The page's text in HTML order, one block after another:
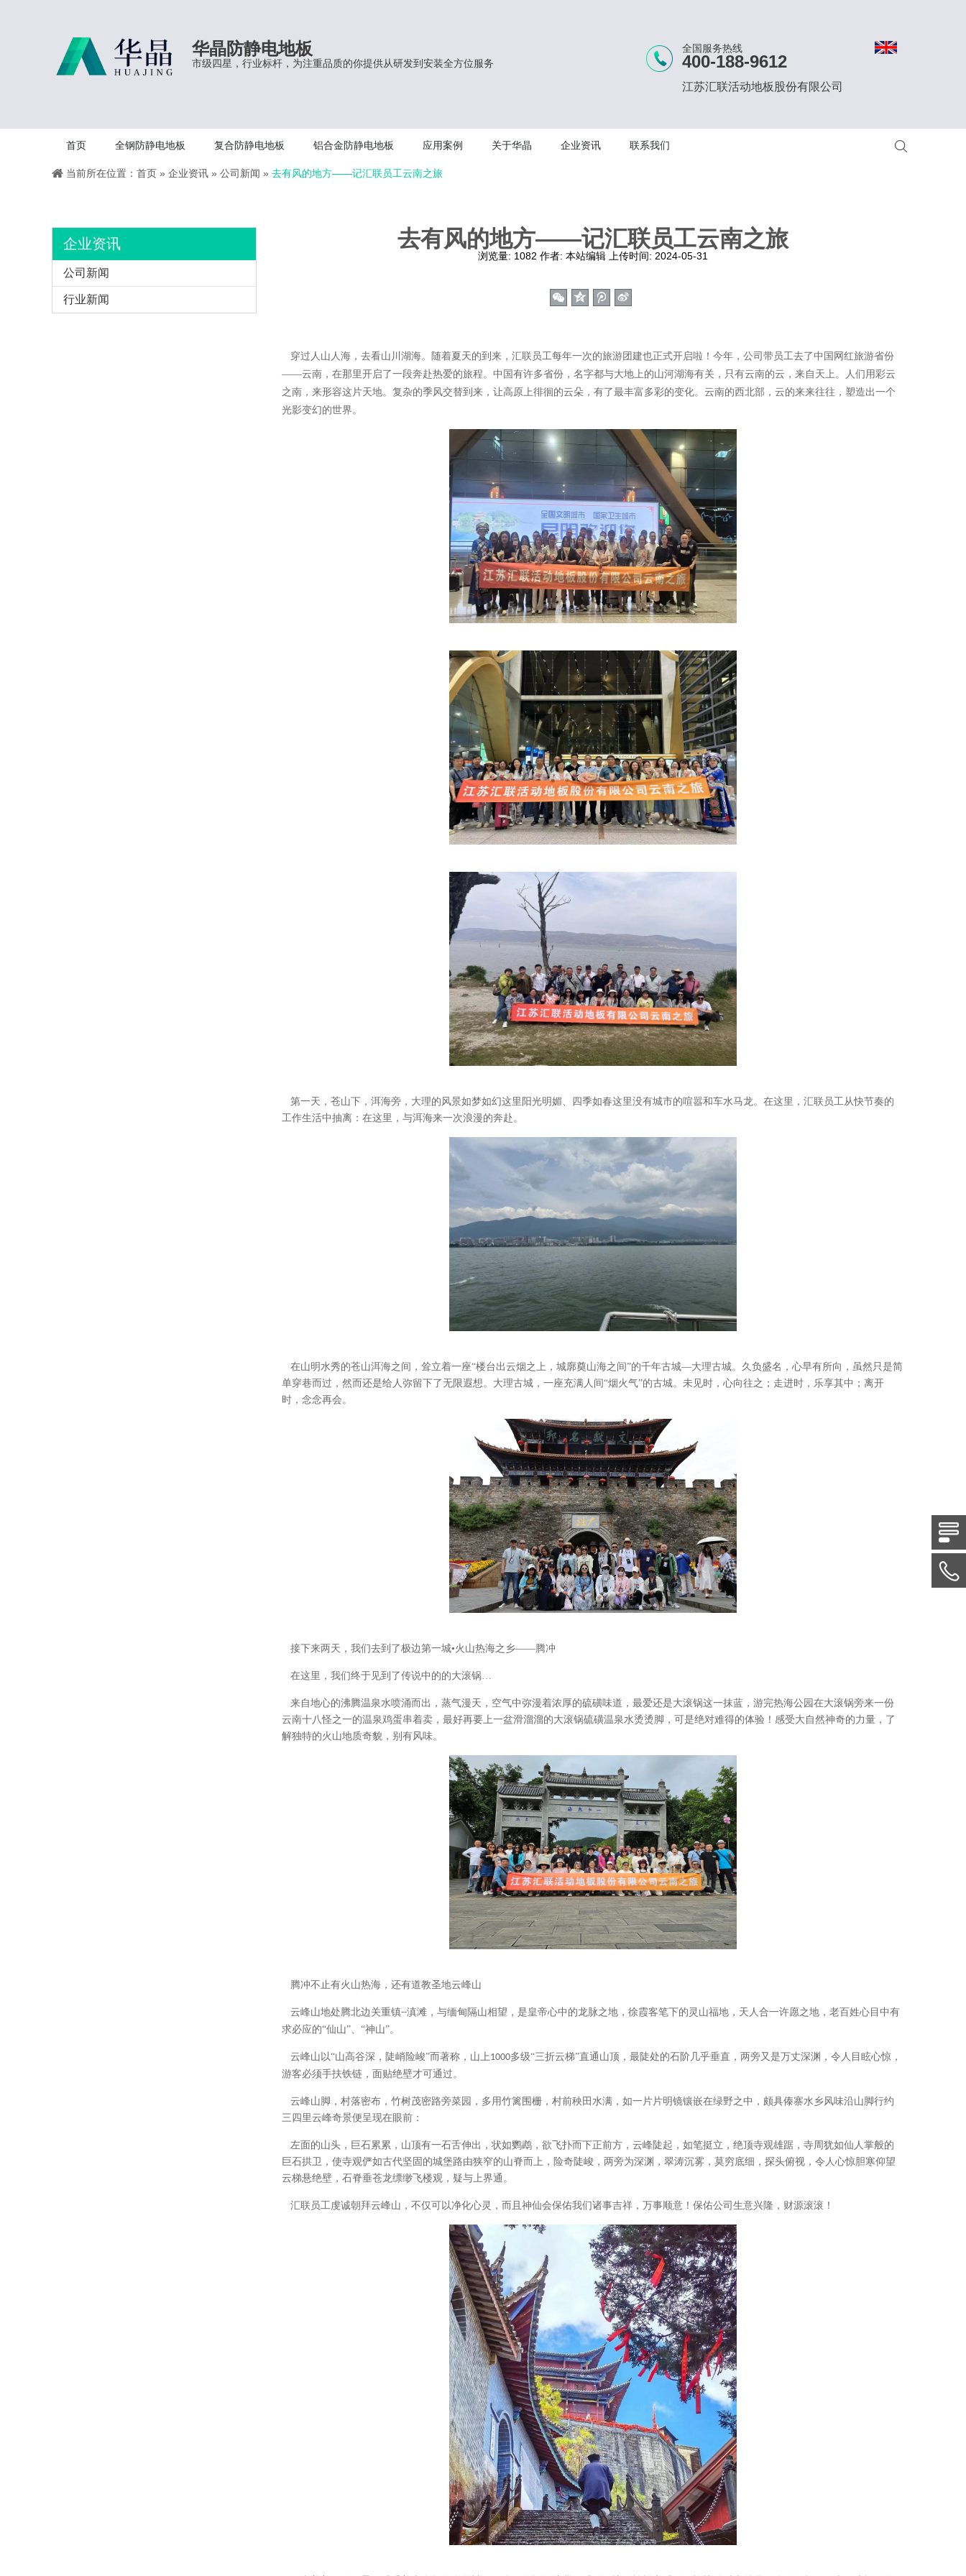
华晶防静电地板
市级四星，行业标杆，为注重品质的你提供从研发到安装全方位服务
全国服务热线
400-188-9612
江苏汇联活动地板股份有限公司
首页 全钢防静电地板 复合防静电地板 铝合金防静电地板 应用案例 关于华晶 企业资讯 联系我们
当前所在位置： 首页 » 企业资讯 » 公司新闻 » 去有风的地方——记汇联员工云南之旅
企业资讯
公司新闻
行业新闻
去有风的地方——记汇联员工云南之旅
浏览量: 1082 作者: 本站编辑 上传时间: 2024-05-31
穿过人山人海，去看山川湖海。随着夏天的到来，汇联员工每年一次的旅游团建也正式开启啦！今年，公司带员工去了中国网红旅游省份
——云南，在那里开启了一段奔赴热爱的旅程。中国有许多省份，名字都与大地上的山河湖海有关，只有云南的云，来自天上。人们用彩云
之南，来形容这片天地。复杂的季风交替到来，让高原上徘徊的云朵，有了最丰富多彩的变化。云南的西北部，云的来来往往，塑造出一个
光影变幻的世界。
第一天，苍山下，洱海旁，大理的风景如梦如幻这里阳光明媚、四季如春这里没有城市的喧嚣和车水马龙。在这里，汇联员工从快节奏的
工作生活中抽离：在这里，与洱海来一次浪漫的奔赴。
在山明水秀的苍山洱海之间，耸立着一座“楼台出云烟之上，城廓奠山海之间”的千年古城—大理古城。久负盛名，心早有所向，虽然只是简
单穿巷而过，然而还是给人弥留下了无限遐想。大理古城，一座充满人间“烟火气”的古城。未见时，心向往之；走进时，乐享其中；离开
时，念念再会。
接下来两天，我们去到了极边第一城•火山热海之乡——腾冲
在这里，我们终于见到了传说中的的大滚锅…
来自地心的沸腾温泉水喷涌而出，蒸气漫天，空气中弥漫着浓厚的硫磺味道，最爱还是大滚锅这一抹蓝，游完热海公园在大滚锅旁来一份
云南十八怪之一的温泉鸡蛋串着卖，最好再要上一盆滑溜溜的大滚锅硫磺温泉水烫烫脚，可是绝对难得的体验！感受大自然神奇的力量，了
解独特的火山地质奇貌，别有风味。
腾冲不止有火山热海，还有道教圣地云峰山
云峰山地处腾北边关重镇--滇滩，与缅甸隔山相望，是皇帝心中的龙脉之地，徐霞客笔下的灵山福地，天人合一许愿之地，老百姓心目中有
求必应的“仙山”、“神山”。
云峰山以“山高谷深，陡峭险峻”而著称，山上1000多级“三折云梯”直通山顶，最陡处的石阶几乎垂直，两旁又是万丈深渊，令人目眩心惊，
游客必须手扶铁链，面贴绝壁才可通过。
云峰山脚，村落密布，竹树茂密路旁菜园，多用竹篱围栅，村前秧田水满，如一片片明镜镶嵌在绿野之中，颇具傣寨水乡风味沿山脚行约
三四里云峰奇景便呈现在眼前：
左面的山头，巨石累累，山顶有一石舌伸出，状如鹦鹉，欲飞扑而下正前方，云峰陡起，如笔挺立，绝顶寺观雄踞，寺周犹如仙人掌般的
巨石拱卫，使寺观俨如古代坚固的城堡路由狭窄的山脊而上，险奇陡峻，两旁为深渊，翠涛沉雾，莫穷底细，探头俯视，令人心惊胆寒仰望
云梯悬绝壁，石脊垂苍龙缥缈飞楼观，疑与上界通。
汇联员工虔诚朝拜云峰山，不仅可以净化心灵，而且神仙会保佑我们诸事吉祥，万事顺意！保佑公司生意兴隆，财源滚滚！